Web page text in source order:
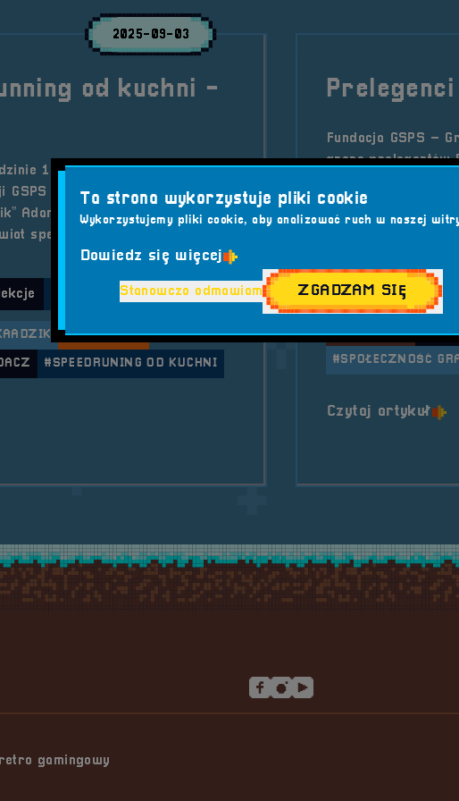
2025-09-03
od kuchni -
15:45 na scenie RetroSfery
GSPS – Gramy Szybko,
Adamczyk i Jakub „sandacz”
speedruningu od kuchni,
RetroSfera vol. 7
#PRELEKCJA
#SPEEDRUNING OD KUCHNI
Speedrunning od kuchni &#8211; Fundacja GSPS
Fundacja GSPS –
grona prelegentów
„sandacz”
że to nie tylko
pomoc innym.
Tagi: #BRZEG
#RETROGRY
#SPOŁECZNOŚĆ
Czytaj artykuło
gamingowy
Ta strona wykorzystuje pliki cookie
Wykorzystujemy pliki cookie, aby analizować ruch w naszej
Dowiedz się więcej
Stanowczo odmawiam ZGADZAM SIĘ